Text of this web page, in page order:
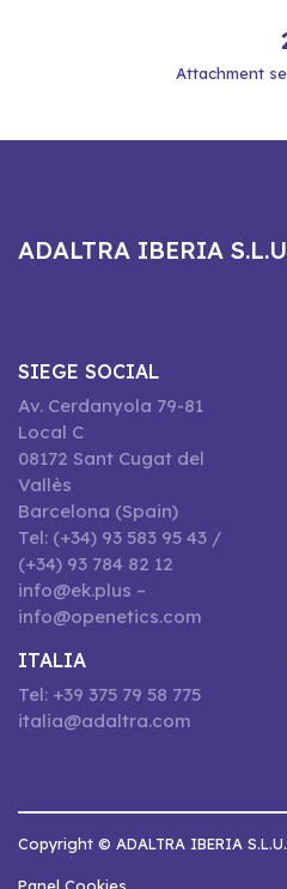
Attachment
ADALTRA IBERIA
SIEGE SOCIAL
Av. Cerdanyola 79-81
Local C
08172 Sant Cugat del
Vallès
Barcelona (Spain)
Tel: (+34) 93 583 95 43 /
(+34) 93 784 82 12
info@ek.plus –
info@openetics.com
ITALIA
Tel: +39 375 79 58 775
italia@adaltra.com
Copyright © ADALTRA IBERIA S.L.U.